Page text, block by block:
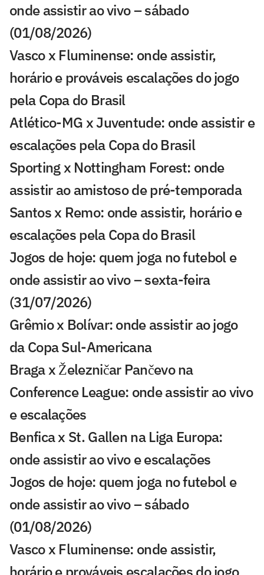
onde assistir ao vivo – sábado
(01/08/2026)
Vasco x Fluminense: onde assistir,
horário e prováveis escalações do jogo
pela Copa do Brasil
Atlético-MG x Juventude: onde assistir e
escalações pela Copa do Brasil
Sporting x Nottingham Forest: onde
assistir ao amistoso de pré-temporada
Santos x Remo: onde assistir, horário e
escalações pela Copa do Brasil
Jogos de hoje: quem joga no futebol e
onde assistir ao vivo – sexta-feira
(31/07/2026)
Grêmio x Bolívar: onde assistir ao jogo
da Copa Sul-Americana
Braga x Železničar Pančevo na
Conference League: onde assistir ao vivo
e escalações
Benfica x St. Gallen na Liga Europa:
onde assistir ao vivo e escalações
Jogos de hoje: quem joga no futebol e
onde assistir ao vivo – sábado
(01/08/2026)
Vasco x Fluminense: onde assistir,